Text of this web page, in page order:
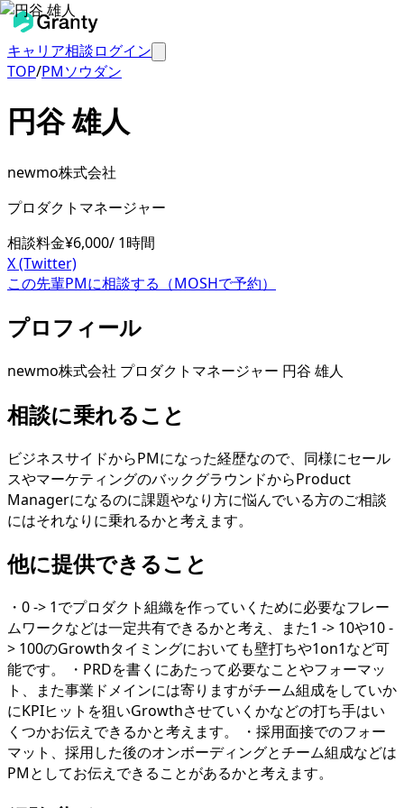
キャリア相談ログイン
TOP/PMソウダン
円谷 雄人
newmo株式会社
プロダクトマネージャー
相談料金¥6,000/ 1時間
X (Twitter)
この先輩PMに相談する（MOSHで予約）
プロフィール
newmo株式会社 プロダクトマネージャー 円谷 雄人
相談に乗れること
ビジネスサイドからPMになった経歴なので、同様にセール
スやマーケティングのバックグラウンドからProduct
Managerになるのに課題やなり方に悩んでいる方のご相談
にはそれなりに乗れるかと考えます。
他に提供できること
・0 -> 1でプロダクト組織を作っていくために必要なフレー
ムワークなどは一定共有できるかと考え、また1 -> 10や10 -
> 100のGrowthタイミングにおいても壁打ちや1on1など可
能です。 ・PRDを書くにあたって必要なことやフォーマッ
ト、また事業ドメインには寄りますがチーム組成をしていか
にKPIヒットを狙いGrowthさせていくかなどの打ち手はい
くつかお伝えできるかと考えます。 ・採用面接でのフォー
マット、採用した後のオンボーディングとチーム組成などは
PMとしてお伝えできることがあるかと考えます。